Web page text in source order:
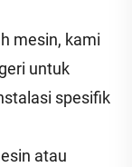
mesin, kami
untuk
spesifik
atau